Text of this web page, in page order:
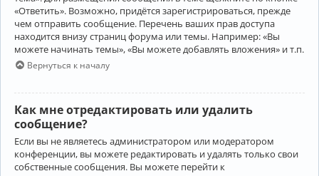
«Ответить». Возможно, придётся зарегистрироваться, прежде
чем отправить сообщение. Перечень ваших прав доступа
находится внизу страниц форума или темы. Например: «Вы
можете начинать темы», «Вы можете добавлять вложения» и т.п.
Вернуться к началу
Как мне отредактировать или удалить
сообщение?
Если вы не являетесь администратором или модератором
конференции, вы можете редактировать и удалять только свои
собственные сообщения. Вы можете перейти к